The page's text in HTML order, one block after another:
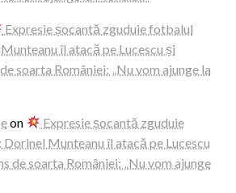
Expresie șocantă zguduie fotbalul
îl atacă pe Lucescu și
soarta României: „Nu vom ajunge la
on
Expresie șocantă zguduie
Munteanu îl atacă pe Lucescu
de soarta României: „Nu vom ajunge